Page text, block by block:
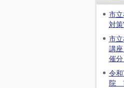
市
対
市
講
催分
令
院